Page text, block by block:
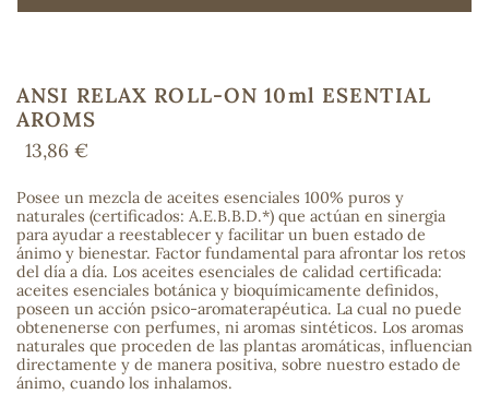
ANSI RELAX ROLL-ON 10ml ESENTIAL
AROMS
13,86 €
Posee un mezcla de aceites esenciales 100% puros y
naturales (certificados: A.E.B.B.D.*) que actúan en sinergia
para ayudar a reestablecer y facilitar un buen estado de
ánimo y bienestar. Factor fundamental para afrontar los retos
del día a día. Los aceites esenciales de calidad certificada:
aceites esenciales botánica y bioquímicamente definidos,
poseen un acción psico-aromaterapéutica. La cual no puede
obtenenerse con perfumes, ni aromas sintéticos. Los aromas
naturales que proceden de las plantas aromáticas, influencian
directamente y de manera positiva, sobre nuestro estado de
ánimo, cuando los inhalamos.